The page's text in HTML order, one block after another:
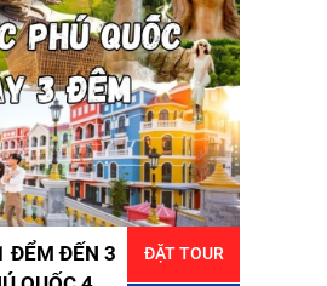
ĐỂM ĐẾN 3
ĐẶT TOUR